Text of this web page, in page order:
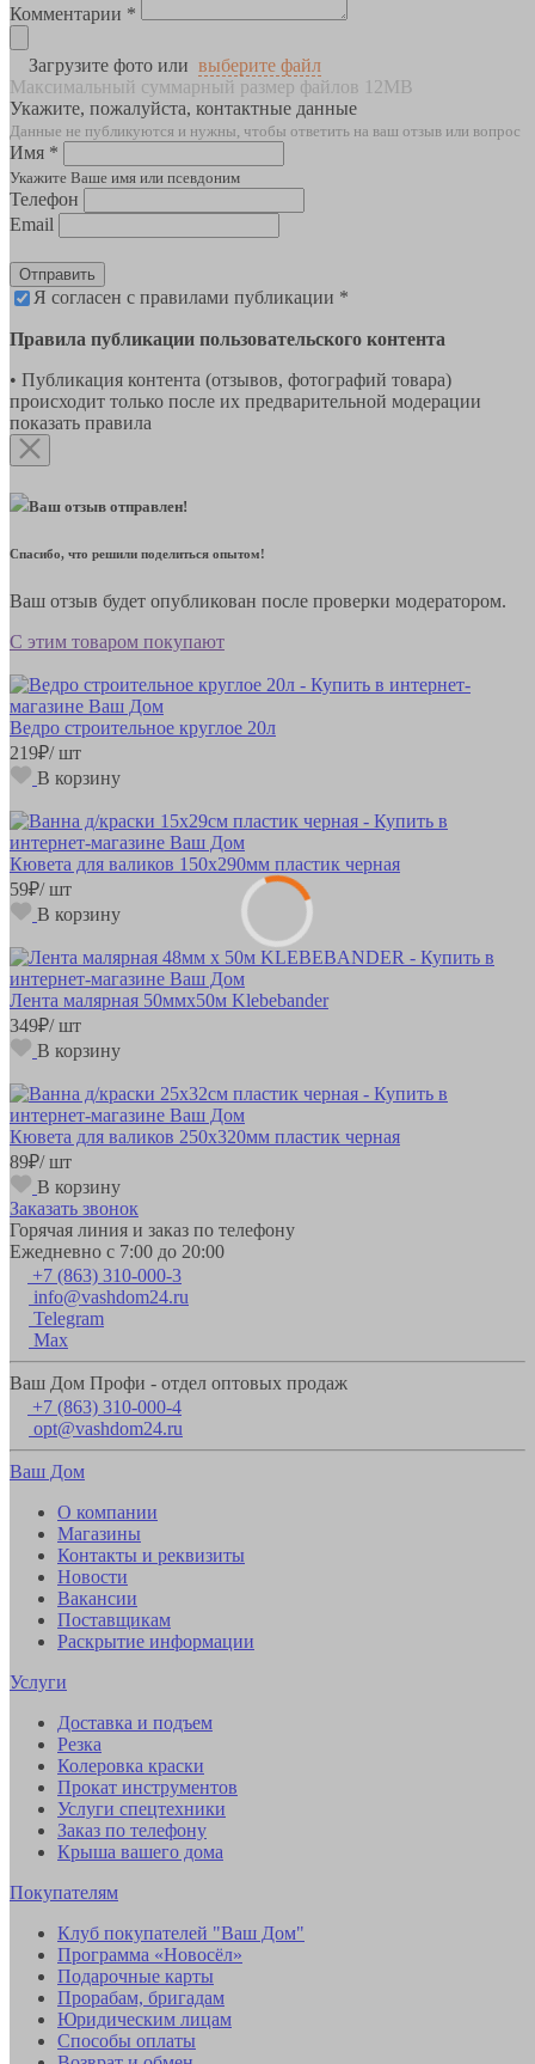
Комментарии *
Загрузите фото или выберите файл
Максимальный суммарный размер файлов 12MB
Укажите, пожалуйста, контактные данные
Данные не публикуются и нужны, чтобы ответить на ваш отзыв или вопрос
Имя *
Укажите Ваше имя или псевдоним
Телефон
Email
Отправить
Я согласен с правилами публикации *
Правила публикации пользовательского контента
• Публикация контента (отзывов, фотографий товара)
происходит только после их предварительной модерации
показать правила
Ваш отзыв отправлен!
Спасибо, что решили поделиться опытом!
Ваш отзыв будет опубликован после проверки модератором.
С этим товаром покупают
Ведро строительное круглое 20л
219₽/ шт
В корзину
Кювета для валиков 150х290мм пластик черная
59₽/ шт
В корзину
Лента малярная 50ммх50м Klebebander
349₽/ шт
В корзину
Кювета для валиков 250х320мм пластик черная
89₽/ шт
В корзину
Заказать звонок
Горячая линия и заказ по телефону
Ежедневно с 7:00 до 20:00
+7 (863) 310-000-3
info@vashdom24.ru
Telegram
Max
Ваш Дом Профи - отдел оптовых продаж
+7 (863) 310-000-4
opt@vashdom24.ru
Ваш Дом
О компании
Магазины
Контакты и реквизиты
Новости
Вакансии
Поставщикам
Раскрытие информации
Услуги
Доставка и подъем
Резка
Колеровка краски
Прокат инструментов
Услуги спецтехники
Заказ по телефону
Крыша вашего дома
Покупателям
Клуб покупателей "Ваш Дом"
Программа «Новосёл»
Подарочные карты
Прорабам, бригадам
Юридическим лицам
Способы оплаты